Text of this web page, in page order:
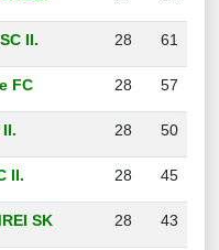
II. 28 61
FC 28 57
28 50
II. 28 45
SK 28 43